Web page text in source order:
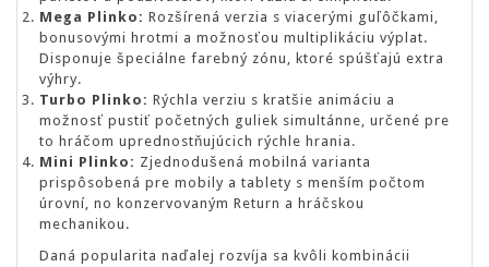
Mega Plinko: Rozšírená verzia s viacerými guľôčkami,
bonusovými hrotmi a možnosťou multiplikáciu výplat.
Disponuje špeciálne farebný zónu, ktoré spúšťajú extra
výhry.
Turbo Plinko: Rýchla verziu s kratšie animáciu a
možnosť pustiť početných guliek simultánne, určené pre
to hráčom uprednostňujúcich rýchle hrania.
Mini Plinko: Zjednodušená mobilná varianta
prispôsobená pre mobily a tablety s menším počtom
úrovní, no konzervovaným Return a hráčskou
mechanikou.
Daná popularita naďalej rozvíja sa kvôli kombinácii